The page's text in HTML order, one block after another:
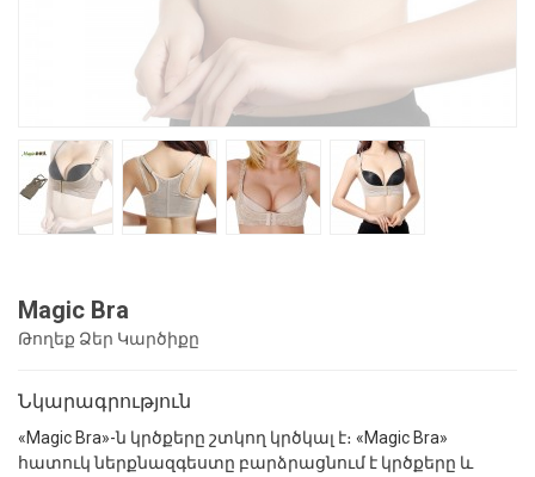
Magic Bra
Թողեք Ձեր Կարծիքը
Նկարագրություն
«Magic Bra»-ն կրծքերը շտկող կրծկալ է։ «Magic Bra»
հատուկ ներքնազգեստը բարձրացնում է կրծքերը և